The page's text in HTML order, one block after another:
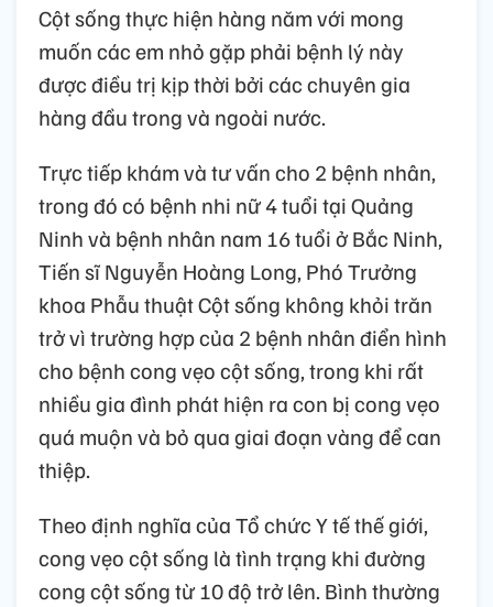
Cột sống thực hiện hàng năm với mong
muốn các em nhỏ gặp phải bệnh lý này
được điều trị kịp thời bởi các chuyên gia
hàng đầu trong và ngoài nước.
Trực tiếp khám và tư vấn cho 2 bệnh nhân,
trong đó có bệnh nhi nữ 4 tuổi tại Quảng
Ninh và bệnh nhân nam 16 tuổi ở Bắc Ninh,
Tiến sĩ Nguyễn Hoàng Long, Phó Trưởng
khoa Phẫu thuật Cột sống không khỏi trăn
trở vì trường hợp của 2 bệnh nhân điển hình
cho bệnh cong vẹo cột sống, trong khi rất
nhiều gia đình phát hiện ra con bị cong vẹo
quá muộn và bỏ qua giai đoạn vàng để can
thiệp.
Theo định nghĩa của Tổ chức Y tế thế giới,
cong vẹo cột sống là tình trạng khi đường
cong cột sống từ 10 độ trở lên. Bình thường